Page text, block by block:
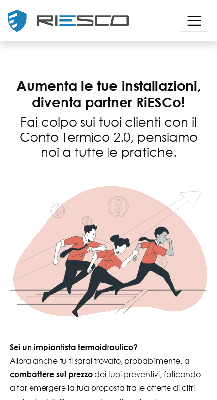
Aumenta le tue installazioni,
diventa partner RiESCo!
Fai colpo sui tuoi clienti con il
Conto Termico 2.0, pensiamo
noi a tutte le pratiche.
Sei un impiantista termoidraulico?
Allora anche tu ti sarai trovato, probabilmente, a
combattere sul prezzo dei tuoi preventivi, faticando
a far emergere la tua proposta tra le offerte di altri